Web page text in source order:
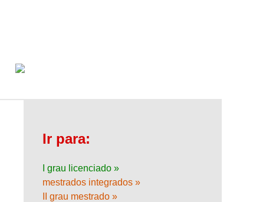
Ir para:
I grau licenciado »
mestrados integrados »
II grau mestrado »